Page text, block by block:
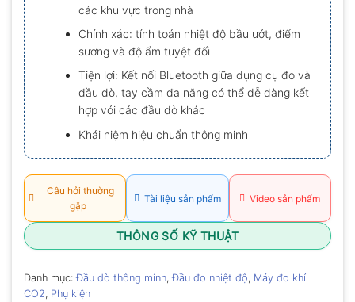
các khu vực trong nhà
Chính xác: tính toán nhiệt độ bầu ướt, điểm
sương và độ ẩm tuyệt đối
Tiện lợi: Kết nối Bluetooth giữa dụng cụ đo và
đầu dò, tay cầm đa năng có thể dễ dàng kết
hợp với các đầu dò khác
Khái niệm hiệu chuẩn thông minh
Câu hỏi thường
gặp
Tài liệu sản phẩm Video sản phẩm
THÔNG SỐ KỸ THUẬT
Danh mục:Đầu dò thông minh,Đầu đo nhiệt độ, Máy đo khí
CO2, Phụ kiện